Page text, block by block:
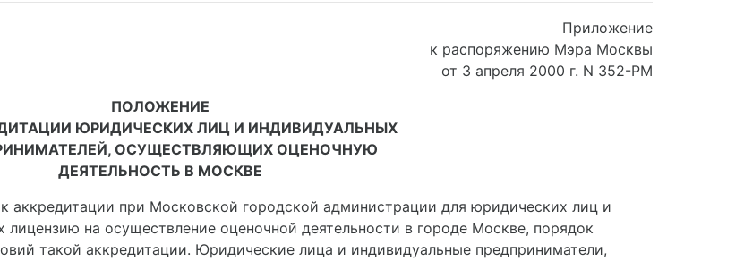
Приложение
к распоряжению Мэра Москвы
от 3 апреля 2000 г. N 352-РМ
ПОЛОЖЕНИЕ
ЮРИДИЧЕСКИХ ЛИЦ И ИНДИВИДУАЛЬНЫХ
ОСУЩЕСТВЛЯЮЩИХ ОЦЕНОЧНУЮ
ДЕЯТЕЛЬНОСТЬ В МОСКВЕ
аккредитации при Московской городской администрации для юридических лиц и
на осуществление оценочной деятельности в городе Москве, порядок
такой аккредитации. Юридические лица и индивидуальные предприниматели,